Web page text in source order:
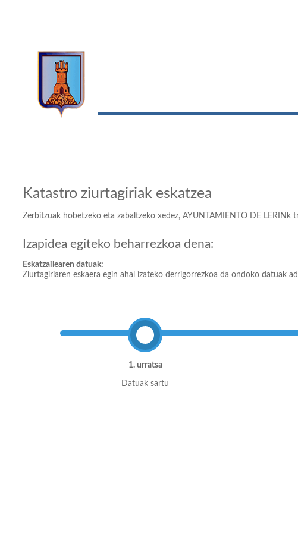
Katastro ziurtagiriak eskatzea
Zerbitzuak hobetzeko eta zabaltzeko xedez, AYUNTAMIENTO DE
Izapidea egiteko beharrezkoa dena:
Eskatzailearen datuak:
Ziurtagiriaren eskaera egin ahal izateko derrigorrezkoa da ondoko datuak
1. urratsa
Datuak sartu